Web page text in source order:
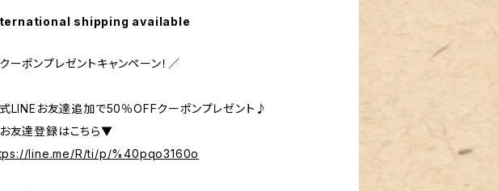
shipping available
ーポンプレゼントキャンペーン！／
LINEお友達追加で50％OFFクーポンプレゼント♪
友達登録はこちら▼
line.me/R/ti/p/%40pqo3160o